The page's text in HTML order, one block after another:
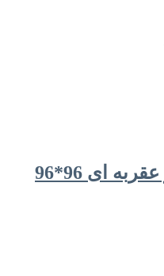
آمپر متر 0 تا 50 آمپر عقربه ای 96*96